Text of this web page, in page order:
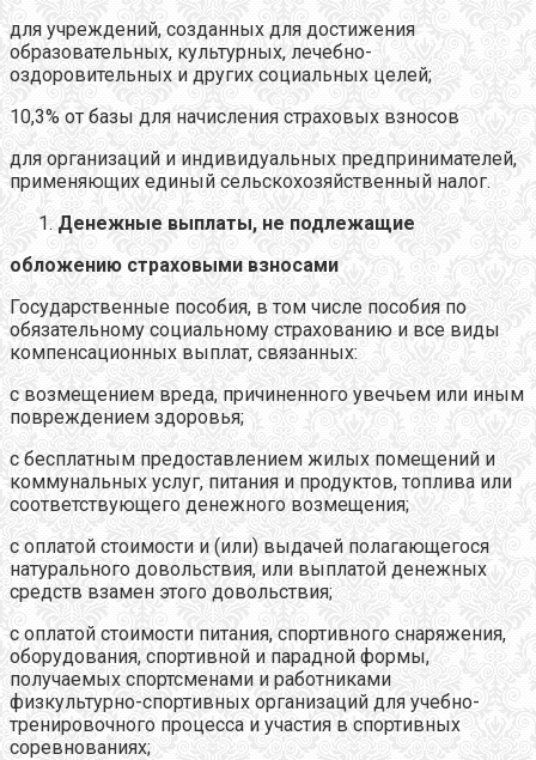
для учреждений, созданных для достижения
образовательных, культурных, лечебно-
оздоровительных и других социальных целей;
10,3% от базы для начисления страховых взносов
для организаций и индивидуальных предпринимателей,
применяющих единый сельскохозяйственный налог.
Денежные выплаты, не подлежащие
обложению страховыми взносами
Государственные пособия, в том числе пособия по
обязательному социальному страхованию и все виды
компенсационных выплат, связанных:
с возмещением вреда, причиненного увечьем или иным
повреждением здоровья;
с бесплатным предоставлением жилых помещений и
коммунальных услуг, питания и продуктов, топлива или
соответствующего денежного возмещения;
с оплатой стоимости и (или) выдачей полагающегося
натурального довольствия, или выплатой денежных
средств взамен этого довольствия;
с оплатой стоимости питания, спортивного снаряжения,
оборудования, спортивной и парадной формы,
получаемых спортсменами и работниками
физкультурно-спортивных организаций для учебно-
тренировочного процесса и участия в спортивных
соревнованиях;